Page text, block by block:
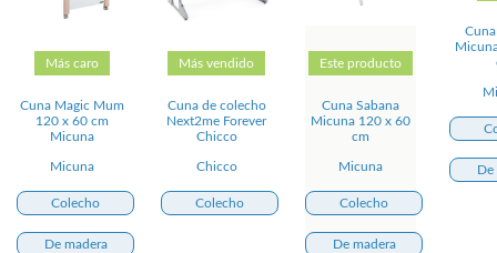
Más caro
Cuna Magic Mum
120 x 60 cm
Micuna
Micuna
Colecho
De madera
Más vendido
Cuna de colecho
Next2me Forever
Chicco
Chicco
Colecho
Este producto
Cuna Sabana
Micuna 120 x 60
cm
Micuna
Colecho
De madera
De